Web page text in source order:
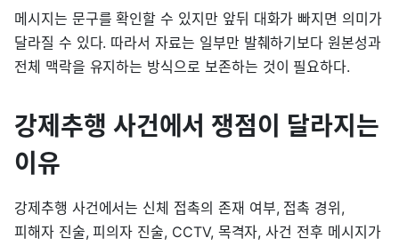
메시지는 문구를 확인할 수 있지만 앞뒤 대화가 빠지면 의미가
달라질 수 있다. 따라서 자료는 일부만 발췌하기보다 원본성과
전체 맥락을 유지하는 방식으로 보존하는 것이 필요하다.
강제추행 사건에서 쟁점이 달라지는
이유
강제추행 사건에서는 신체 접촉의 존재 여부, 접촉 경위,
피해자 진술, 피의자 진술, CCTV, 목격자, 사건 전후 메시지가